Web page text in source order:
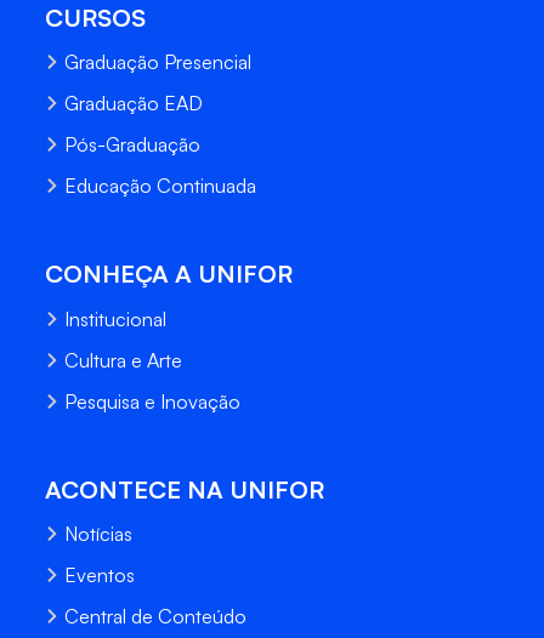
CURSOS
Graduação Presencial
Graduação EAD
Pós-Graduação
Educação Continuada
CONHEÇA A UNIFOR
Institucional
Cultura e Arte
Pesquisa e Inovação
ACONTECE NA UNIFOR
Notícias
Eventos
Central de Conteúdo